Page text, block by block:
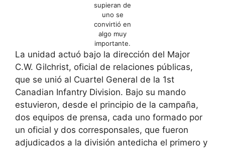
supieran de
uno se
convirtió en
algo muy
importante.
La unidad actuó bajo la dirección del Major
C.W. Gilchrist, oficial de relaciones públicas,
que se unió al Cuartel General de la 1st
Canadian Infantry Division. Bajo su mando
estuvieron, desde el principio de la campaña,
dos equipos de prensa, cada uno formado por
un oficial y dos corresponsales, que fueron
adjudicados a la división antedicha el primero y